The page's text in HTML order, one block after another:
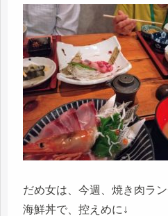
だめ女は、今週、焼き肉ラ
海鮮丼で、控えめに↓